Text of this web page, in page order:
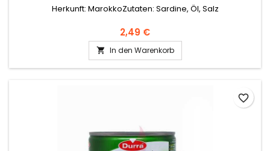
Herkunft: MarokkoZutaten: Sardine, Öl, Salz
2,49 €
 In den Warenkorb
favorite_border